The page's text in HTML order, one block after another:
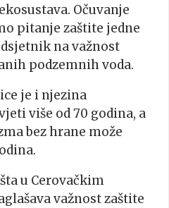
Očuvanje
pitanje zaštite jedne
na važnost
podzemnih voda.
je i njezina
više od 70 godina, a
bez hrane može
u Cerovačkim
važnost zaštite